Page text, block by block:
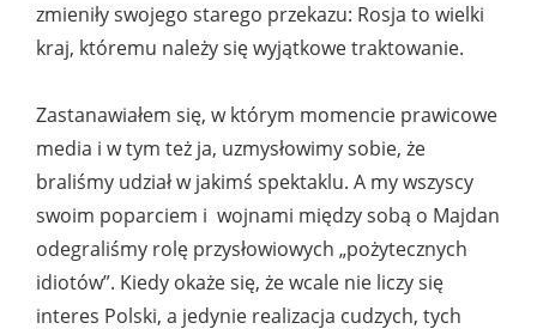
zmieniły swojego starego przekazu: Rosja to wielki
kraj, któremu należy się wyjątkowe traktowanie.
Zastanawiałem się, w którym momencie prawicowe
media i w tym też ja, uzmysłowimy sobie, że
braliśmy udział w jakimś spektaklu. A my wszyscy
swoim poparciem i wojnami między sobą o Majdan
odegraliśmy rolę przysłowiowych „pożytecznych
idiotów”. Kiedy okaże się, że wcale nie liczy się
interes Polski, a jedynie realizacja cudzych, tych